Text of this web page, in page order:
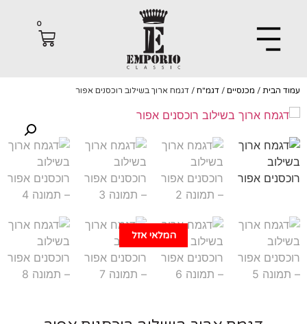
הבית/מכנסיים/דגמ"ח / דגמח ארוך בשילוב רוכסנים אפור
המלאי אזל